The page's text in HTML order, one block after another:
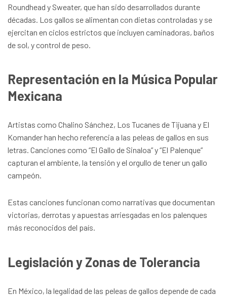
Roundhead y Sweater, que han sido desarrollados durante
décadas. Los gallos se alimentan con dietas controladas y se
ejercitan en ciclos estrictos que incluyen caminadoras, baños
de sol, y control de peso.
Representación en la Música Popular
Mexicana
Artistas como Chalino Sánchez, Los Tucanes de Tijuana y El
Komander han hecho referencia a las peleas de gallos en sus
letras. Canciones como “El Gallo de Sinaloa” y “El Palenque”
capturan el ambiente, la tensión y el orgullo de tener un gallo
campeón.
Estas canciones funcionan como narrativas que documentan
victorias, derrotas y apuestas arriesgadas en los palenques
más reconocidos del país.
Legislación y Zonas de Tolerancia
En México, la legalidad de las peleas de gallos depende de cada